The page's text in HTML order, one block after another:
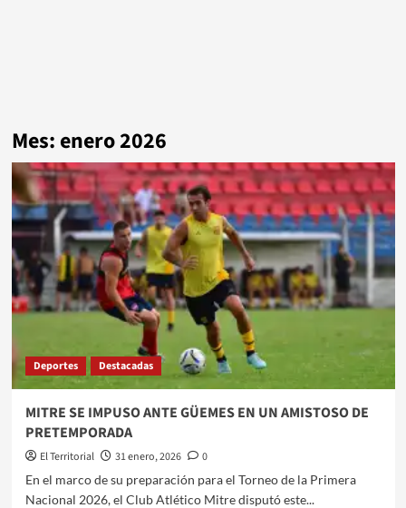
Mes: enero 2026
Deportes Destacadas
MITRE SE IMPUSO ANTE GÜEMES EN UN AMISTOSO DE
PRETEMPORADA
El Territorial 31 enero, 2026
0
En el marco de su preparación para el Torneo de la Primera
Nacional 2026, el Club Atlético Mitre disputó este...